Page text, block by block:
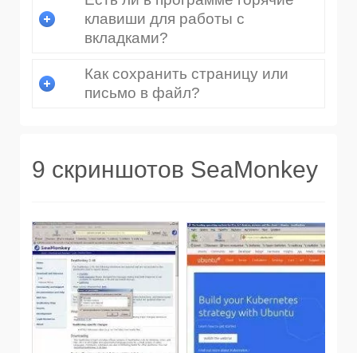
клавиши для работы с
вкладками?
Как сохранить страницу или
письмо в файл?
9 скриншотов SeaMonkey